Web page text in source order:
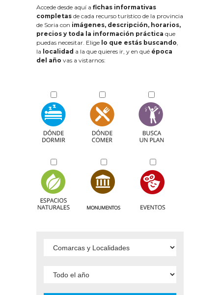
Accede desde aquí a fichas informativas
completas de cada recurso turístico de la provincia
de Soria con imágenes, descripción, horarios,
precios y toda la información práctica que
puedas necesitar. Elige lo que estás buscando,
la localidad a la que quieres ir, y en qué época
del año vas a vistarnos: